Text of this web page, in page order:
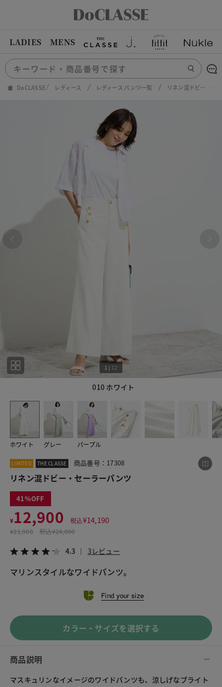
LADIES MENS
DoCLASSE レディース レディース パンツ一覧 リネン混ドビー・セ
010 ホワイト
1 | 12
ホワイト グレー パープル
LIMITED THE CLASSE 商品番号：17308
リネン混ドビー・セーラーパンツ
41
¥12,900 税込¥14,190
¥21,900 税込¥24,090
4.3 3レビュー
マリンスタイルなワイドパンツ。
Find your size
カラー・サイズを選択する
商品説明
マスキュリンなイメージのワイドパンツも、涼しげなブライト
この商品をシェアする
¥12,900 税込¥14,190
LINE メール